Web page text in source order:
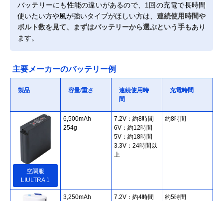
バッテリーにも性能の違いがあるので、1回の充電で長時間
使いたい方や風が強いタイプがほしい方は、 連続使用時間や
ボルト数を見て、まずはバッテリーから選ぶという手もあり
ます。
主要メーカーのバッテリー例
製品 容量/重さ
連続使用時
間
充電時間
空調服
LIULTRA 1
6,500mAh
254g
7.2V：約8時間
6V：約12時間
5V：約18時間
3.3V：24時間以
上
約8時間
3,250mAh
7.2V：約4時間
約5時間